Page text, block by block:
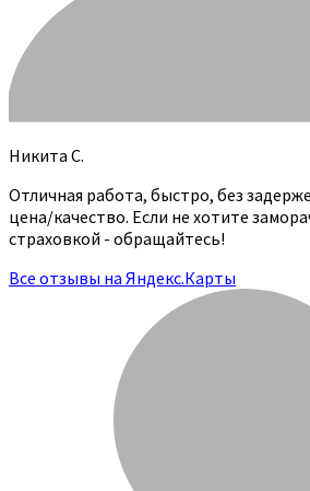
Никита С.
Отличная работа, быстро, без
цена/качество. Если не хотите
страховкой - обращайтесь!
Все отзывы на Яндекс.Карты